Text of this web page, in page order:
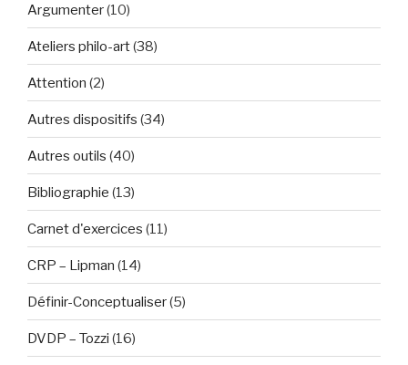
Argumenter(10)
Ateliers philo-art(38)
Attention (2)
Autres dispositifs (34)
Autres outils (40)
Bibliographie (13)
Carnet d'exercices (11)
CRP – Lipman (14)
Définir-Conceptualiser(5)
DVDP – Tozzi (16)